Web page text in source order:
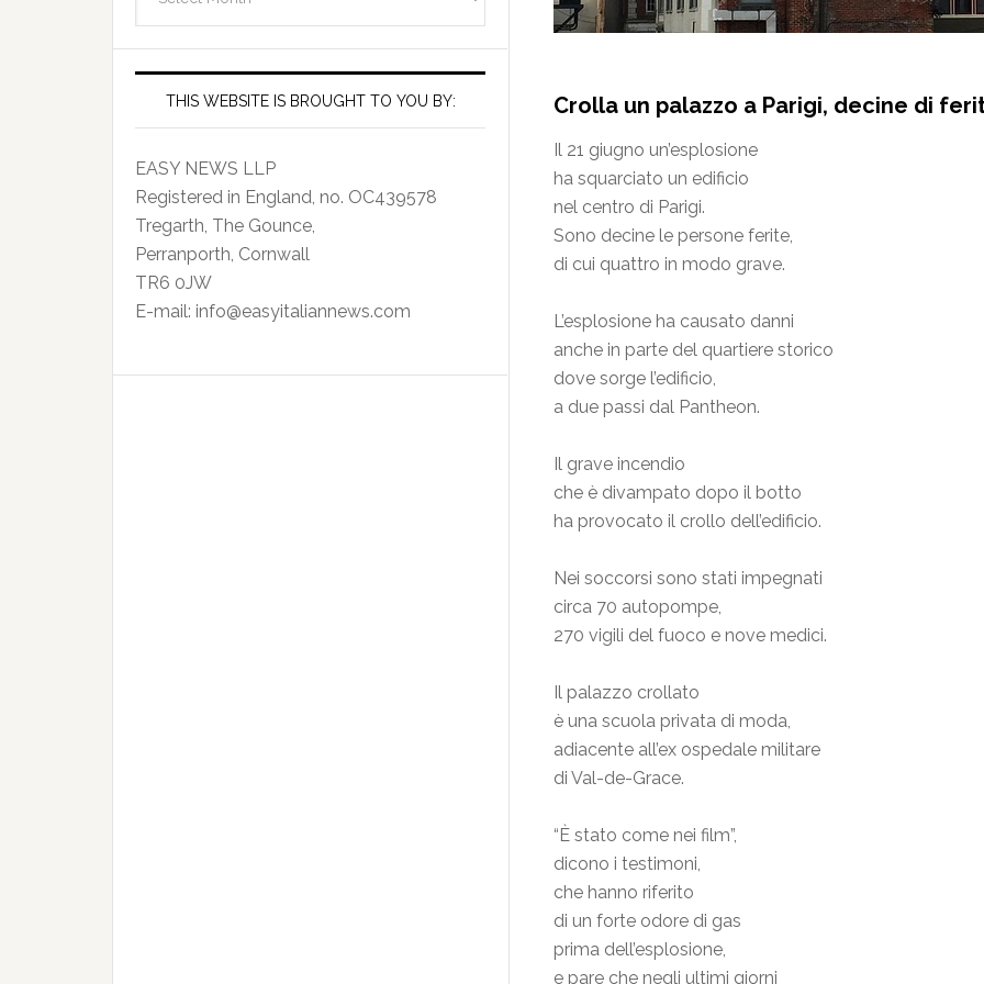
Crolla un palazzo a Parigi, decine di
Il 21 giugno un’esplosione
ha squarciato un edificio
nel centro di Parigi.
Sono decine le persone ferite,
di cui quattro in modo grave.
L’esplosione ha causato danni
anche in parte del quartiere storico
dove sorge l’edificio,
a due passi dal Pantheon.
Il grave incendio
che è divampato dopo il botto
ha provocato il crollo dell’edificio.
Nei soccorsi sono stati impegnati
circa 70 autopompe,
270 vigili del fuoco e nove medici.
Il palazzo crollato
è una scuola privata di moda,
adiacente all’ex ospedale militare
di Val-de-Grace.
“È stato come nei film”,
dicono i testimoni,
che hanno riferito
di un forte odore di gas
prima dell’esplosione,
e pare che negli ultimi giorni
Archives
THIS WEBSITE IS BROUGHT TO YOU BY:
EASY NEWS LLP
Registered in England, no. OC439578
Tregarth, The Gounce,
Perranporth, Cornwall
TR6 0JW
E-mail: info@easyitaliannews.com